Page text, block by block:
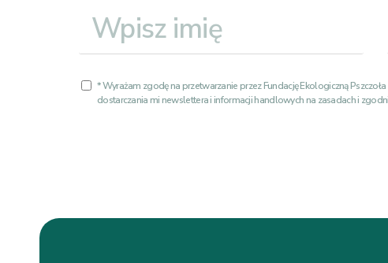
* Wyrażam zgodę na przetwarzanie przez Fundację Ekologiczną
dostarczania mi newslettera i informacji handlowych na zasadach i